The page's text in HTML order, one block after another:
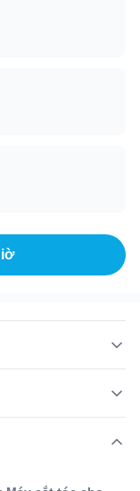
10bar, 12bar,
Trio Diode
chỉnh